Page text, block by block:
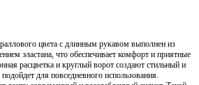
цвета с длинным рукавом выполнен из
эластана, что обеспечивает комфорт и приятные
расцветка и круглый ворот создают стильный и
для повседневного использования.